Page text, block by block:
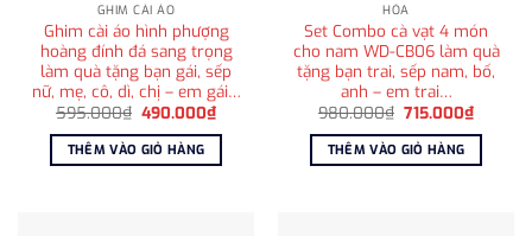
GHIM CÀI ÁO
Ghim cài áo hình phượng
hoàng đính đá sang trọng
làm quà tặng bạn gái, sếp
nữ, mẹ, cô, dì, chị – em gái…
595.000₫ Giá
là:
595.000₫.
490.000₫Giá
hiện
tại
490.000₫.
THÊM VÀO GIỎ HÀNG
HỎA
Set Combo cà vạt 4 món
cho nam WD-CB06 làm quà
tặng bạn trai, sếp nam, bố,
anh – em trai…
980.000₫ Giá
là:
980.000₫.
715.000₫Giá
hiện
tại
THÊM VÀO GIỎ HÀNG